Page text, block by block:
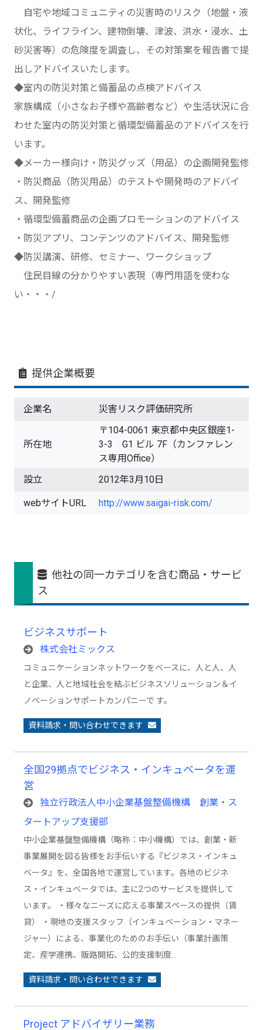
自宅や地域コミュニティの災害時のリスク（地盤・液
状化、ライフライン、建物倒壊、津波、洪水・浸水、土
砂災害等）の危険度を調査し、その対策案を報告書で提
出しアドバイスいたします。
◆室内の防災対策と備蓄品の点検アドバイス
家族構成（小さなお子様や高齢者など）や生活状況に合
わせた室内の防災対策と循環型備蓄品のアドバイスを行
います。
◆メーカー様向け・防災グッズ（用品）の企画開発監修
・防災商品（防災用品）のテストや開発時のアドバイ
ス、開発監修
・循環型備蓄商品の企画プロモーションのアドバイス
・防災アプリ、コンテンツのアドバイス、開発監修
◆防災講演、研修、セミナー、ワークショップ
住民目線の分かりやすい表現（専門用語を使わな
い・・・/
提供企業概要
企業名 災害リスク評価研究所
所在地
〒104-0061 東京都中央区銀座1-
3-3 G1 ビル 7F（カンファレン
ス専用Office）
設立
2012年3月10日
webサイトURL http://www.saigai-risk.com/
他社の同一カテゴリを含む商品・サービ
ス
ビジネスサポート
株式会社ミックス
コミュニケーションネットワークをベースに、人と人、人
と企業、人と地域社会を結ぶビジネスソリューション＆イ
ノベーションサポートカンパニーで す。
資料請求・問い合わせできます
全国29拠点でビジネス・インキュベータを運
営
独立行政法人中小企業基盤整備機構 創業・ス
タートアップ支援部
中小企業基盤整備機構（略称：中小機構）では、創業・新
事業展開を図る皆様をお手伝いする『ビジネス・インキュ
ベータ』を、全国各地で運営しています。各地のビジネ
ス・インキュベータでは、主に2つのサービスを提供して
います。 ・様々なニーズに応える事業スペースの提供（賃
貸） ・現地の支援スタッフ（インキュベーション・マネー
ジャー）による、事業化のためのお手伝い（事業計画策
定、産学連携、販路開拓、公的支援制度…
資料請求・問い合わせできます
Project アドバイザリー業務